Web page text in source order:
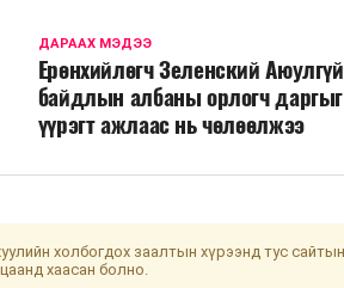
ДАРААХ МЭДЭЭ
Ерөнхийлөгч Зеленский Аюулгүй
байдлын албаны орлогч даргыг
үүрэгт ажлаас нь чөлөөлжээ
холбогдох заалтын хүрээнд тус сайтын
хаасан болно.